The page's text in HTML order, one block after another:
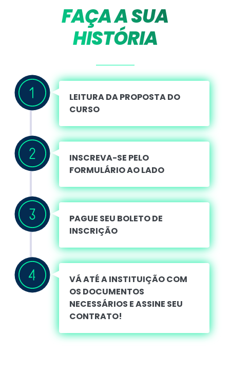
FAÇA A SUA
HISTÓRIA
LEITURA DA PROPOSTA DO
CURSO
INSCREVA-SE PELO
FORMULÁRIO AO LADO
PAGUE SEU BOLETO DE
INSCRIÇÃO
VÁ ATÉ A INSTITUIÇÃO COM
OS DOCUMENTOS
NECESSÁRIOS E ASSINE SEU
CONTRATO!